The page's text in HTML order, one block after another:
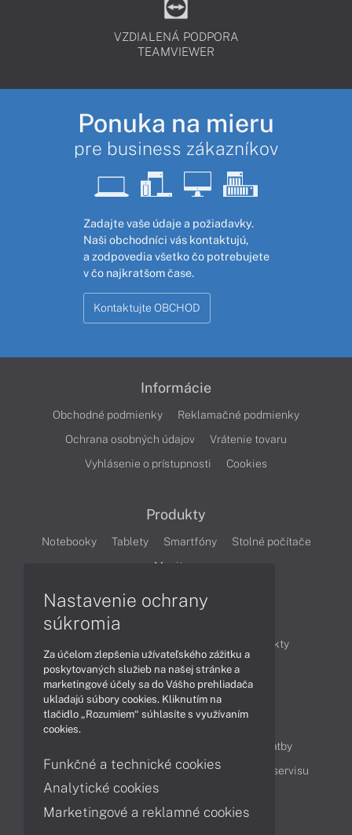
VZDIALENÁ PODPORA
TEAMVIEWER
Ponuka na mieru
pre business zákazníkov
Zadajte vaše údaje a požiadavky.
Naši obchodníci vás kontaktujú,
a zodpovedia všetko čo potrebujete
v čo najkratšom čase.
Kontaktujte OBCHOD
Informácie
Obchodné podmienky
Reklamačné podmienky
Ochrana osobných údajov
Vrátenie tovaru
Vyhlásenie o prístupnosti
Cookies
Produkty
Notebooky Tablety Smartfóny
Stolné počítače
Monitory
Produkty
Technológie
Videá
Obsah
Možnosti doručenia a platby
Podpora a servis
Servisné služby Cenník servisu
Kontakty
Nastavenie ochrany
súkromia
Za účelom zlepšenia užívateľského zážitku a
poskytovaných služieb na našej stránke a
marketingové účely sa do Vášho prehliadača
ukladajú súbory cookies. Kliknutím na
tlačidlo „Rozumiem“ súhlasíte s využívaním
cookies.
Funkčné a technické cookies
Analytické cookies
Marketingové a reklamné cookies